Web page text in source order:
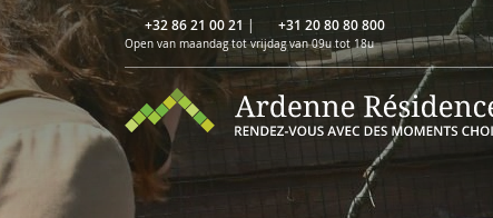
+32 86 21 00 21 | +31 20 80 80 800
Open van maandag tot vrijdag van 09u tot 18u